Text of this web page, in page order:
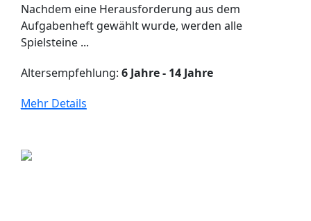
Nachdem eine Herausforderung aus dem
Aufgabenheft gewählt wurde, werden alle
Spielsteine ...
Altersempfehlung: 6 Jahre - 14 Jahre
Mehr Details